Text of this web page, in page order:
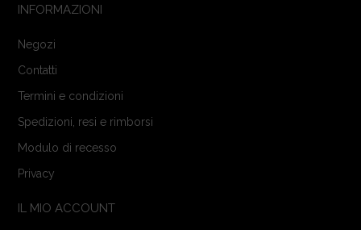
INFORMAZIONI
Negozi
Contatti
Termini e condizioni
Spedizioni, resi e rimborsi
Modulo di recesso
Privacy
IL MIO ACCOUNT